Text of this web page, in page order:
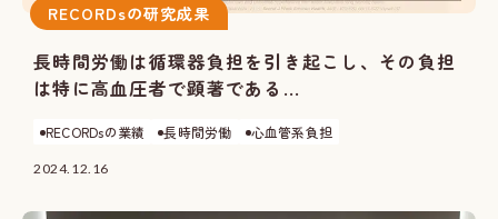
RECORDsの研究成果
長時間労働は循環器負担を引き起こし、その負担
は特に高血圧者で顕著である...
RECORDsの業績 長時間労働 心血管系負担
2024.12.16